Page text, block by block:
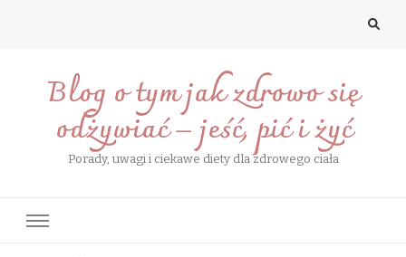
Blog o tym jak zdrowo się
odżywiać – jeść, pić i żyć
Porady, uwagi i ciekawe diety dla zdrowego ciała